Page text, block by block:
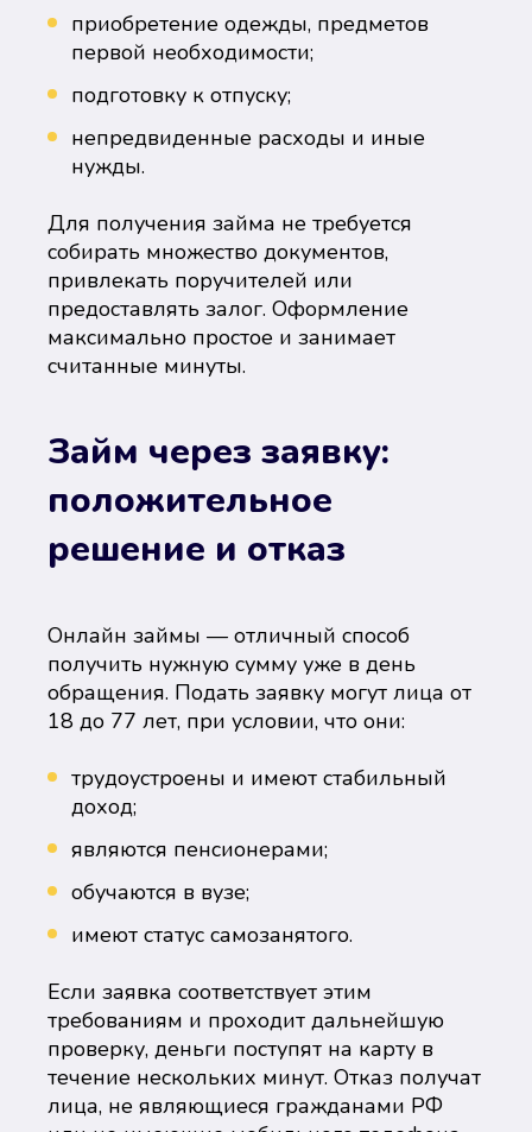
приобретение одежды, предметов
первой необходимости;
подготовку к отпуску;
непредвиденные расходы и иные
нужды.
Для получения займа не требуется
собирать множество документов,
привлекать поручителей или
предоставлять залог. Оформление
максимально простое и занимает
считанные минуты.
Займ через заявку:
положительное
решение и отказ
Онлайн займы — отличный способ
получить нужную сумму уже в день
обращения. Подать заявку могут лица от
18 до 77 лет, при условии, что они:
трудоустроены и имеют стабильный
доход;
являются пенсионерами;
обучаются в вузе;
имеют статус самозанятого.
Если заявка соответствует этим
требованиям и проходит дальнейшую
проверку, деньги поступят на карту в
течение нескольких минут. Отказ получат
лица, не являющиеся гражданами РФ